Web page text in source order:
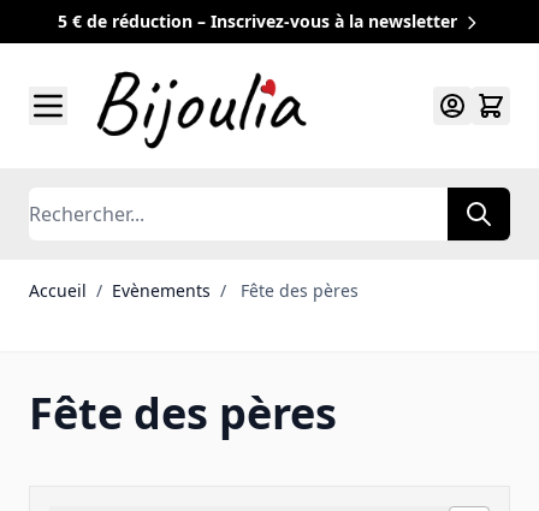
5 € de réduction – Inscrivez-vous à la newsletter
Rechercher
Accueil / Evènements / Fête des pères
Fête des pères